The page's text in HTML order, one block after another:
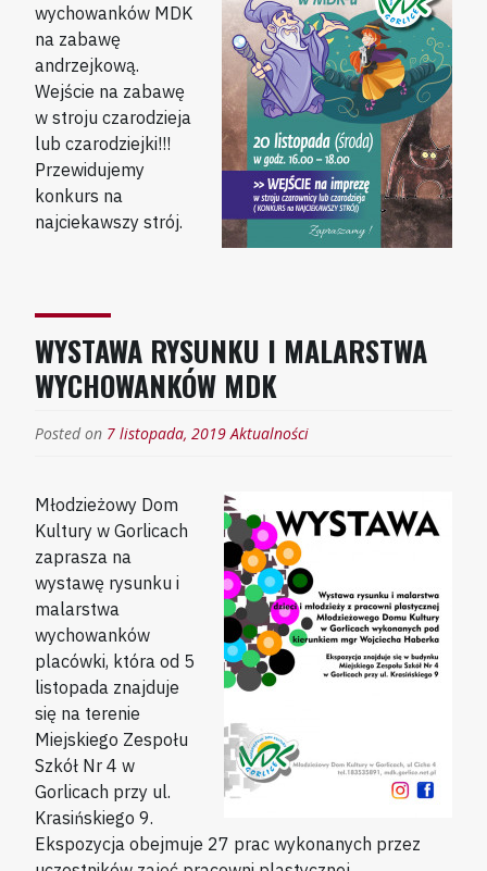
wychowanków MDK
na zabawę
andrzejkową.
Wejście na zabawę
w stroju czarodzieja
lub czarodziejki!!!
Przewidujemy
konkurs na
najciekawszy strój.
WYSTAWA RYSUNKU I MALARSTWA
WYCHOWANKÓW MDK
Posted on 7 listopada, 2019 Aktualności
Młodzieżowy Dom
Kultury w Gorlicach
zaprasza na
wystawę rysunku i
malarstwa
wychowanków
placówki, która od 5
listopada znajduje
się na terenie
Miejskiego Zespołu
Szkół Nr 4 w
Gorlicach przy ul.
Krasińskiego 9.
Ekspozycja obejmuje 27 prac wykonanych przez